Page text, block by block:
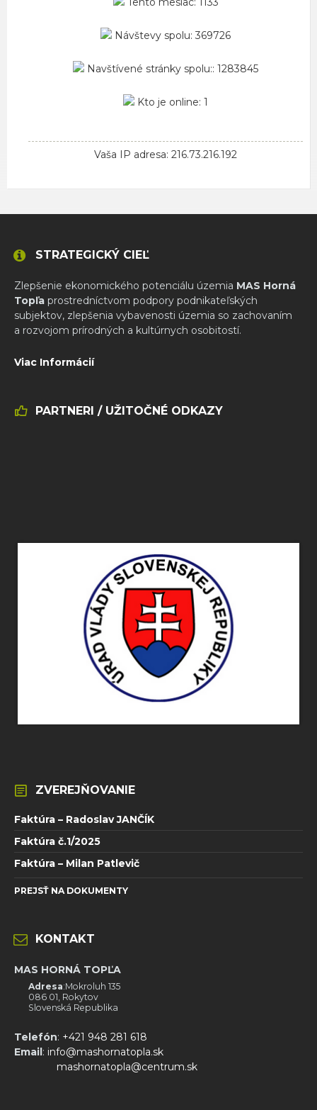
Návštevy spolu: 369726
Navštívené stránky spolu:: 1283845
Kto je online: 1
Vaša IP adresa: 216.73.216.192
STRATEGICKÝ CIEĽ
Zlepšenie ekonomického potenciálu územia MAS Horná
Topľa prostredníctvom podpory podnikateľských
subjektov, zlepšenia vybavenosti územia so zachovaním
a rozvojom prírodných a kultúrnych osobitostí.
Viac Informácií
PARTNERI / UŽITOČNÉ ODKAZY
ZVEREJŇOVANIE
Faktúra – Radoslav JANČÍK
Faktúra č.1/2025
Faktúra – Milan Patlevič
PREJSŤ NA DOKUMENTY
KONTAKT
MAS HORNÁ TOPĽA
Adresa:Mokroluh 135
086 01, Rokytov
Slovenská Republika
Telefón: +421 948 281 618
Email: info@mashornatopla.sk
mashornatopla@centrum.sk